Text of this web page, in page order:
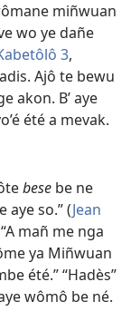
miñwuan
wo ye dañe
3,
Ajô te bewu
akon. B’ aye
été a mevak.
bese be ne
aye so.” (Jean
mañ me nga
ya Miñwuan
été.” “Hadès”
wômô be né.